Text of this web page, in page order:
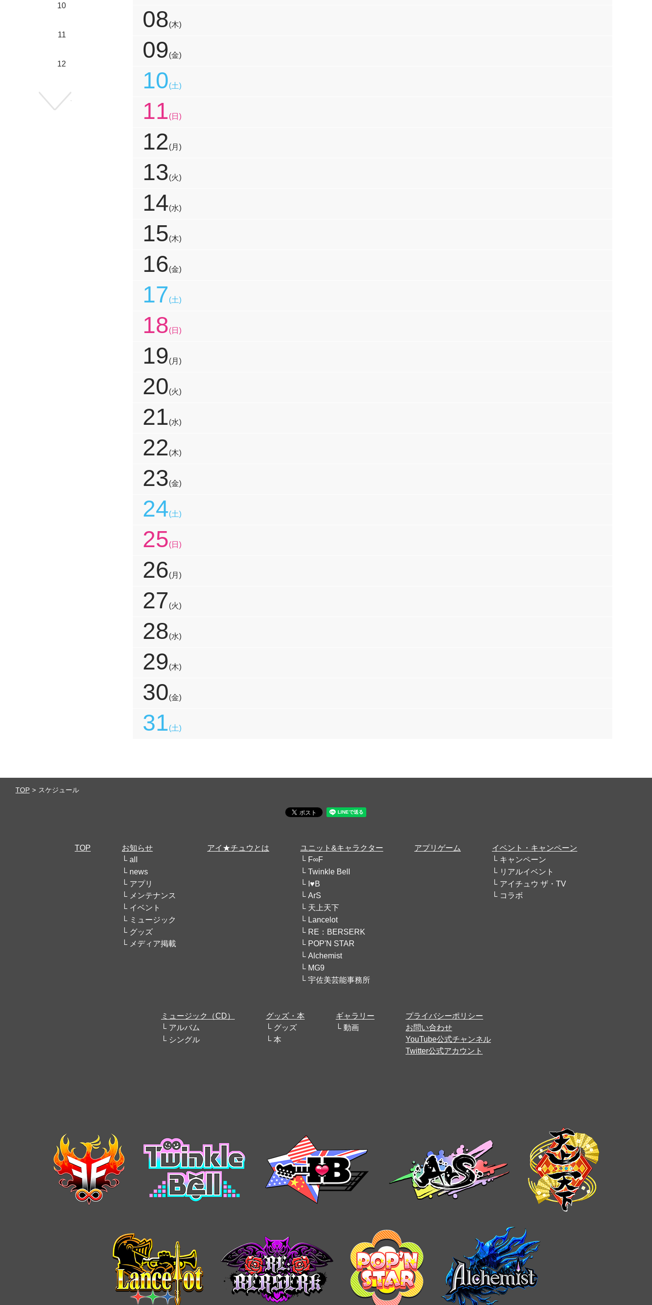
10
11
12
08(木)
09(金)
10(土)
11(日)
12(月)
13(火)
14(水)
15(木)
16(金)
17(土)
18(日)
19(月)
20(火)
21(水)
22(木)
23(金)
24(土)
25(日)
26(月)
27(火)
28(水)
29(木)
30(金)
31(土)
TOP スケジュール
TOP
お知らせ
all
news
アプリ
メンテナンス
イベント
ミュージック
グッズ
メディア掲載
アイ★チュウとは
ユニット&キャラクター
F∞F
Twinkle Bell
I♥B
ArS
天上天下
Lancelot
RE：BERSERK
POP'N STAR
Alchemist
MG9
宇佐美芸能事務所
アプリゲーム
イベント・キャンペーン
キャンペーン
リアルイベント
アイチュウ ザ・TV
コラボ
ミュージック（CD）
アルバム
シングル
グッズ・本
グッズ
本
ギャラリー
動画
プライバシーポリシー
お問い合わせ
YouTube公式チャンネル
Twitter公式アカウント